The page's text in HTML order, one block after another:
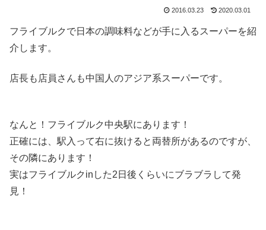
2016.03.23 2020.03.01
フライブルクで日本の調味料などが手に入るスーパーを紹
介します。
店長も店員さんも中国人のアジア系スーパーです。
なんと！フライブルク中央駅にあります！
正確には、駅入って右に抜けると両替所があるのですが、
その隣にあります！
実はフライブルクinした2日後くらいにブラブラして発
見！